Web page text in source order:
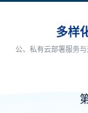
多样
公、私有云部署服务